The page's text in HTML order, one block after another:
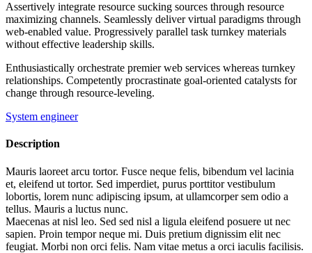
Assertively integrate resource sucking sources through resource
maximizing channels. Seamlessly deliver virtual paradigms through
web-enabled value. Progressively parallel task turnkey materials
without effective leadership skills.
Enthusiastically orchestrate premier web services whereas turnkey
relationships. Competently procrastinate goal-oriented catalysts for
change through resource-leveling.
System engineer
Description
Mauris laoreet arcu tortor. Fusce neque felis, bibendum vel lacinia
et, eleifend ut tortor. Sed imperdiet, purus porttitor vestibulum
lobortis, lorem nunc adipiscing ipsum, at ullamcorper sem odio a
tellus. Mauris a luctus nunc.
Maecenas at nisl leo. Sed sed nisl a ligula eleifend posuere ut nec
sapien. Proin tempor neque mi. Duis pretium dignissim elit nec
feugiat. Morbi non orci felis. Nam vitae metus a orci iaculis facilisis.